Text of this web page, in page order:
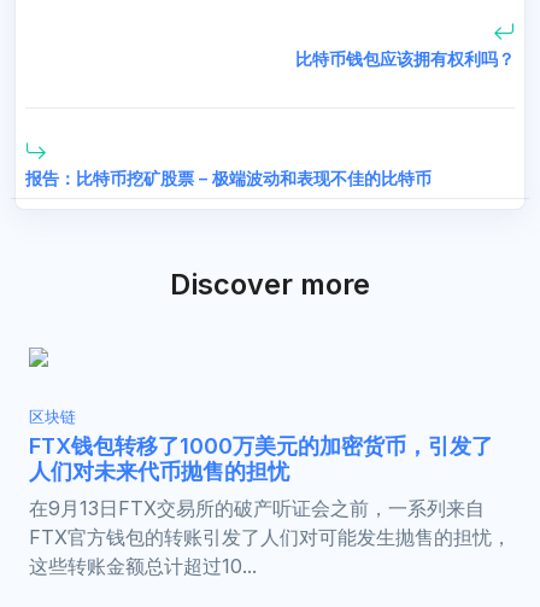
比特币钱包应该拥有权利吗？
报告：比特币挖矿股票 – 极端波动和表现不佳的比特币
Discover more
区块链
FTX钱包转移了1000万美元的加密货币，引发了
人们对未来代币抛售的担忧
在9月13日FTX交易所的破产听证会之前，一系列来自
FTX官方钱包的转账引发了人们对可能发生抛售的担忧，
这些转账金额总计超过10...